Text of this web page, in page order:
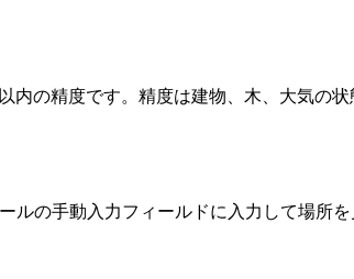
内の精度です。精度は建物、木、大気の
ルの手動入力フィールドに入力して場所